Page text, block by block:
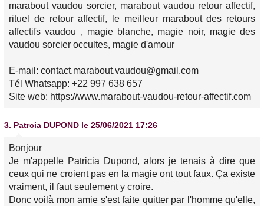
marabout vaudou sorcier, marabout vaudou retour affectif,
rituel de retour affectif, le meilleur marabout des retours
affectifs vaudou , magie blanche, magie noir, magie des
vaudou sorcier occultes, magie d'amour
E-mail: contact.marabout.vaudou@gmail.com
Tél Whatsapp: +22 997 638 657
Site web: https://www.marabout-vaudou-retour-affectif.com
3. Patrcia DUPOND le 25/06/2021 17:26
Bonjour
Je m'appelle Patricia Dupond, alors je tenais à dire que
ceux qui ne croient pas en la magie ont tout faux. Ça existe
vraiment, il faut seulement y croire.
Donc voilà mon amie s'est faite quitter par l'homme qu'elle,